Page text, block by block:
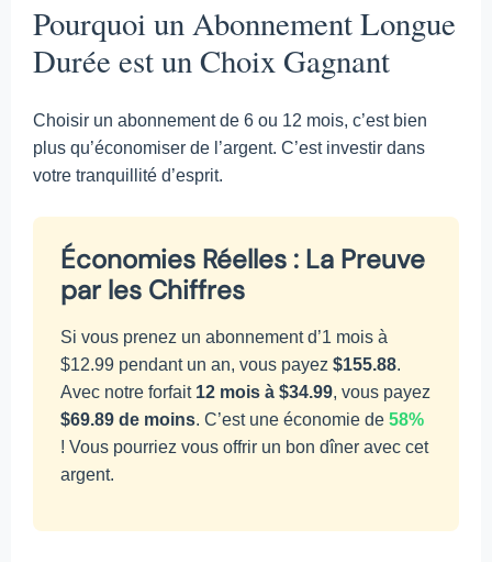
Pourquoi un Abonnement Longue
Durée est un Choix Gagnant
Choisir un abonnement de 6 ou 12 mois, c’est bien
plus qu’économiser de l’argent. C’est investir dans
votre tranquillité d’esprit.
Économies Réelles : La Preuve
par les Chiffres
Si vous prenez un abonnement d’1 mois à
$12.99 pendant un an, vous payez $155.88.
Avec notre forfait 12 mois à $34.99, vous payez
$69.89 de moins. C’est une économie de 58%
! Vous pourriez vous offrir un bon dîner avec cet
argent.